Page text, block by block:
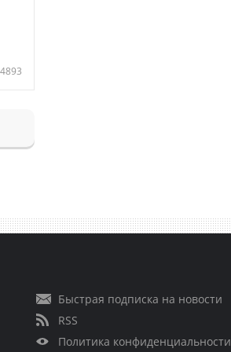
4893
Быстрая подписка на новости
RSS
Политика конфиденциальности